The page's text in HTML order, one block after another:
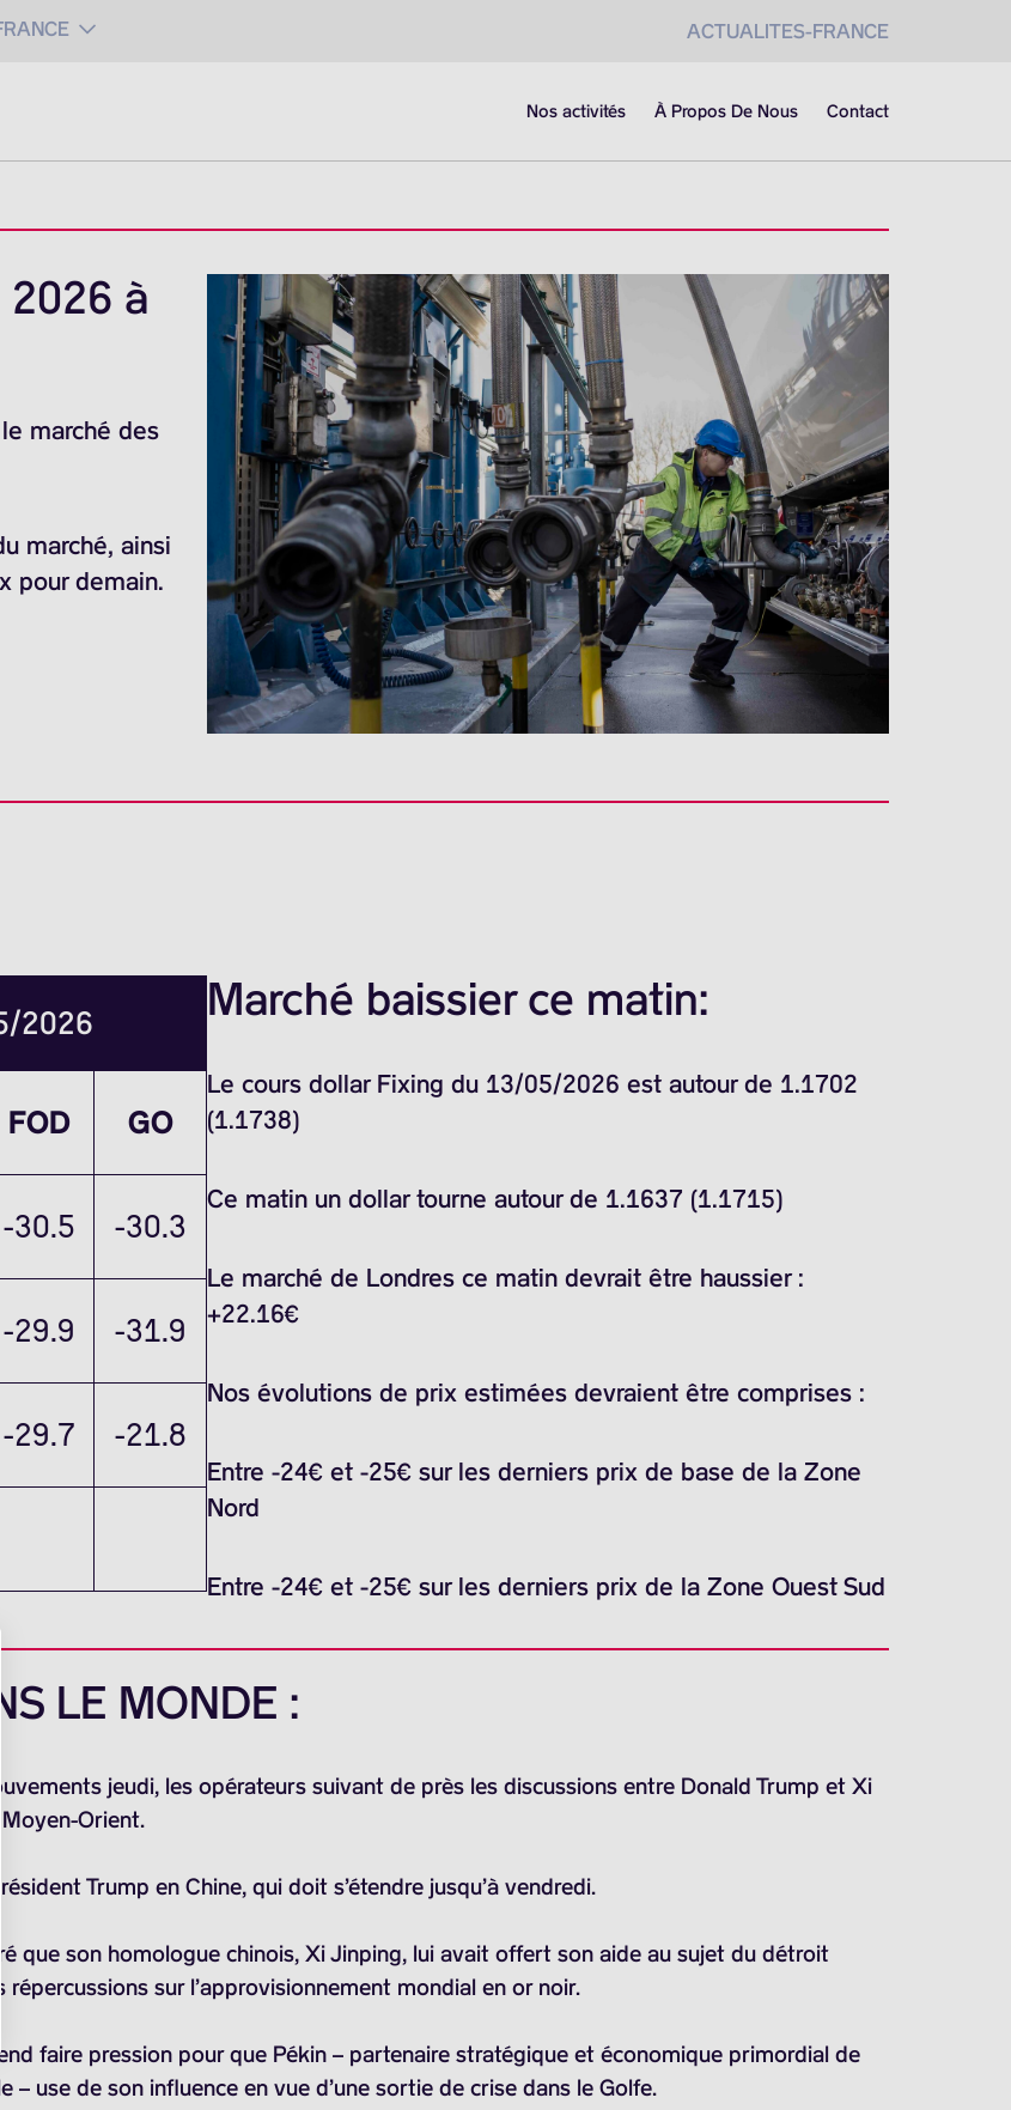
ACTUALITES-FRANCE
Nos activités À Propos De Nous Contact
à
marché des
marché, ainsi
pour demain.
2026
FOD GO
-30.5 -30.3
-29.9 -31.9
-29.7 -21.8
Marché baissier ce matin:
Le cours dollar Fixing du 13/05/2026 est autour de 1.1702
(1.1738)
Ce matin un dollar tourne autour de 1.1637 (1.1715)
Le marché de Londres ce matin devrait être haussier :
+22.16€
Nos évolutions de prix estimées devraient être comprises :
Entre -24€ et -25€ sur les derniers prix de base de la Zone
Nord
Entre -24€ et -25€ sur les derniers prix de la Zone Ouest Sud
LE MONDE :
jeudi, les opérateurs suivant de près les discussions entre Donald Trump et Xi
Orient.
Trump en Chine, qui doit s’étendre jusqu’à vendredi.
que son homologue chinois, Xi Jinping, lui avait offert son aide au sujet du détroit
sur l’approvisionnement mondial en or noir.
faire pression pour que Pékin – partenaire stratégique et économique primordial de
use de son influence en vue d’une sortie de crise dans le Golfe.